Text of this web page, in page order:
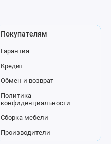
Покупателям
Гарантия
Кредит
Обмен и возврат
Политика
конфиденциальности
Сборка мебели
Производители